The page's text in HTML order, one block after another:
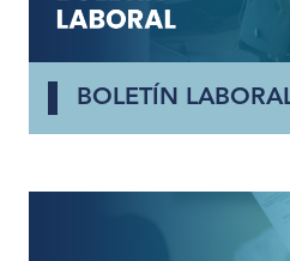
BOLETÍN